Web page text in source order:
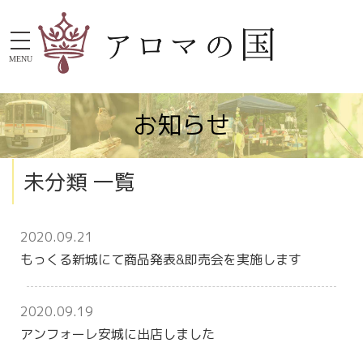
MENU
お知らせ
未分類 一覧
2020.09.21
もっくる新城にて商品発表&即売会を実施します
2020.09.19
アンフォーレ安城に出店しました